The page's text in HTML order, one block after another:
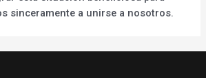
sinceramente a unirse a nosotros.